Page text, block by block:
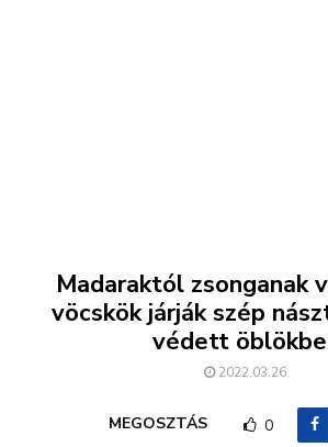
Madaraktól zsonganak
vöcskök járják szép
védett
2022.03.26.
MEGOSZTÁS 0